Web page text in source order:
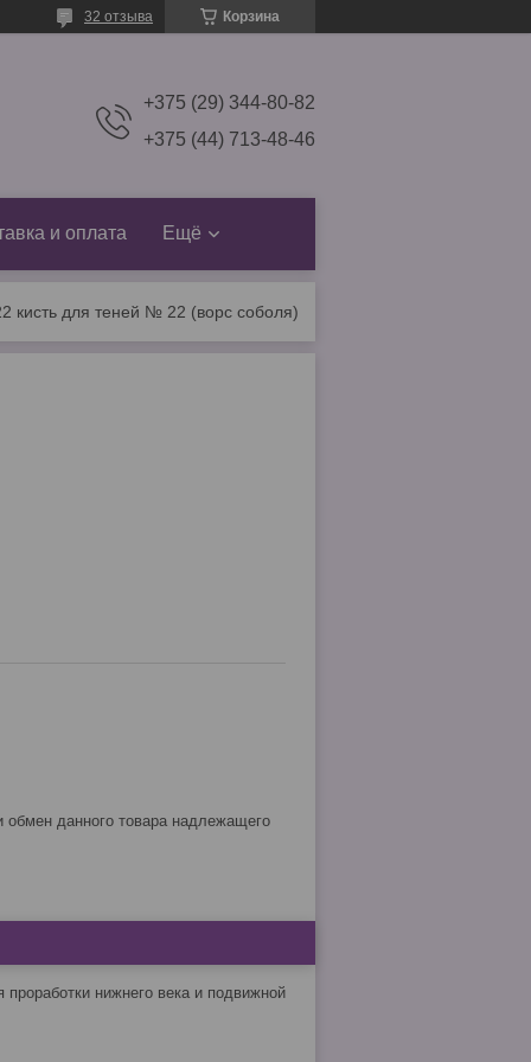
Корзина
32 отзыва
+375 (29) 344-80-82
+375 (44) 713-48-46
и оплата Ещё
кисть для теней № 22 (ворс соболя)
нижнего века и подвижной